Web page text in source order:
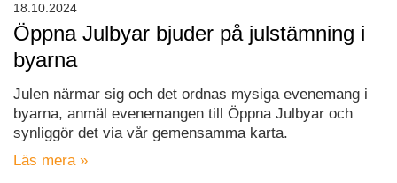
Öppna Julbyar bjuder på julstämning i
byarna
Julen närmar sig och det ordnas mysiga evenemang i
byarna, anmäl evenemangen till Öppna Julbyar och
synliggör det via vår gemensamma karta.
Läs mera »
18.10.2024